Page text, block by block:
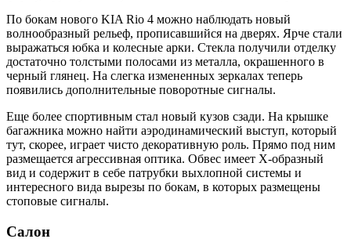
По бокам нового KIA Rio 4 можно наблюдать новый
волнообразный рельеф, прописавшийся на дверях. Ярче стали
выражаться юбка и колесные арки. Стекла получили отделку
достаточно толстыми полосами из металла, окрашенного в
черный глянец. На слегка измененных зеркалах теперь
появились дополнительные поворотные сигналы.
Еще более спортивным стал новый кузов сзади. На крышке
багажника можно найти аэродинамический выступ, который
тут, скорее, играет чисто декоративную роль. Прямо под ним
размещается агрессивная оптика. Обвес имеет Х-образный
вид и содержит в себе патрубки выхлопной системы и
интересного вида вырезы по бокам, в которых размещены
стоповые сигналы.
Салон